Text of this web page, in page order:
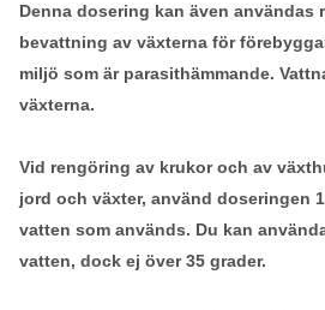
Denna dosering kan även användas
bevattning av växterna för
miljö som är parasithämmande.
växterna.
Vid rengöring av krukor och av
jord och växter, använd doseringen
vatten som används. Du kan
vatten, dock ej över 35 grader.